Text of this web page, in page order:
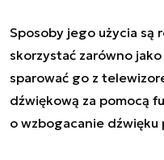
Sposoby jego użycia są
skorzystać zarówno
sparować go z
dźwiękową za pomocą
o wzbogacanie